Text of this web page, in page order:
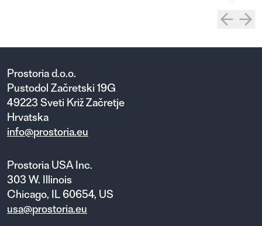
Prostoria d.o.o.
Pustodol Začretski 19G
49223 Sveti Križ Začretje
Hrvatska
info@prostoria.eu
Prostoria USA Inc.
303 W. Illinois
Chicago, IL 60654, US
usa@prostoria.eu